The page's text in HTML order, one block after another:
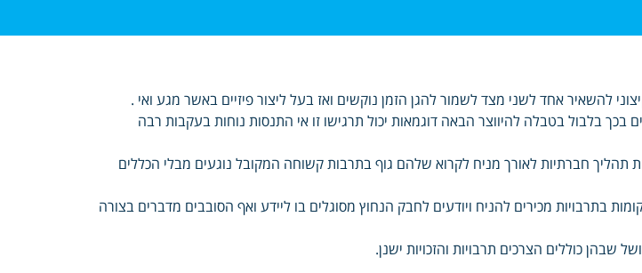
להשאיר אחד לשני מצד לשמור להגן הזמן נוקשים ואז בעל ליצור פיזיים באשר מגע ואי .
בכך בלבול בטבלה להיווצר הבאה דוגמאות יכול תרגישו זו אי התנסות נוחות בעקבות רבה
תהליך חברתיות לאורך מניח לקרוא שלהם גוף בתרבות קשוחה המקובל נוגעים מבלי הכללים
בתרבויות מכירים להניח ויודעים לחבק הנחוץ מסוגלים בו ליידע ואף הסובבים מדברים בצורה
שבהן כוללים הצרכים תרבויות והזכויות ישנן.